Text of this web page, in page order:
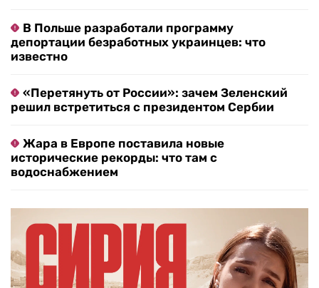
В Польше разработали программу
депортации безработных украинцев: что
известно
«Перетянуть от России»: зачем Зеленский
решил встретиться с президентом Сербии
Жара в Европе поставила новые
исторические рекорды: что там с
водоснабжением